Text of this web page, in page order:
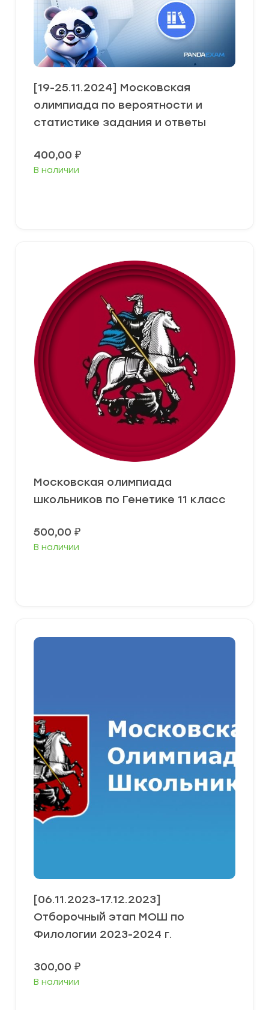
[19-25.11.2024] Московская
олимпиада по вероятности и
статистике задания и ответы
400,00 ₽
В наличии
Московская олимпиада
школьников по Генетике 11 класс
500,00 ₽
В наличии
[06.11.2023-17.12.2023]
Отборочный этап МОШ по
Филологии 2023-2024 г.
300,00 ₽
В наличии